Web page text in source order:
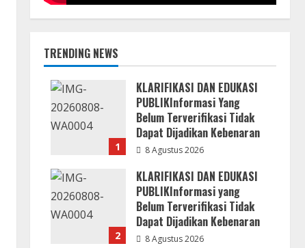
TRENDING NEWS
1
KLARIFIKASI DAN EDUKASI
PUBLIKInformasi Yang
Belum Terverifikasi Tidak
Dapat Dijadikan Kebenaran
8 Agustus 2026
2
KLARIFIKASI DAN EDUKASI
PUBLIKInformasi yang
Belum Terverifikasi Tidak
Dapat Dijadikan Kebenaran
8 Agustus 2026